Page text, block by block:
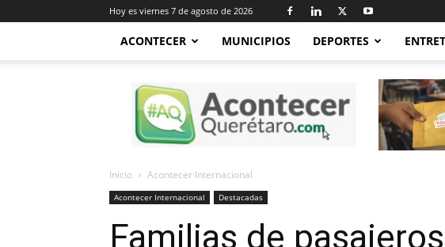
Hoy es viernes 7 de agosto de 2026
ACONTECER MUNICIPIOS DEPORTES
Acontecer
Querétaro
Inicio Acontecer Internacional
Acontecer Internacional Destacadas
Familias de